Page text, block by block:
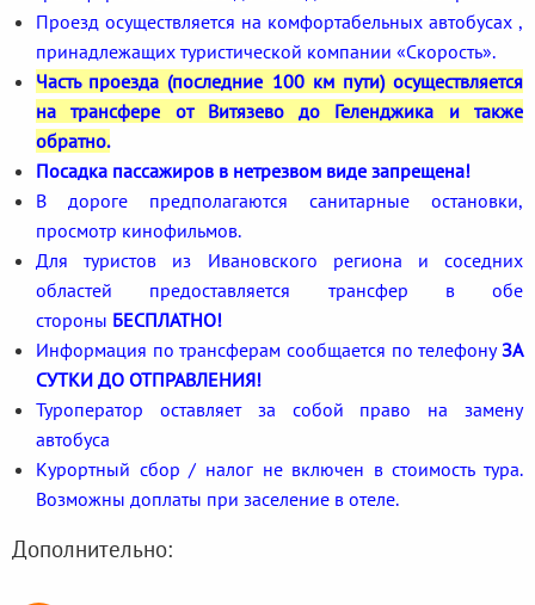
Проезд осуществляется на комфортабельных автобусах ,
принадлежащих туристической компании «Скорость».
Часть проезда (последние 100 км пути) осуществляется
на трансфере от Витязево до Геленджика и также
обратно.
Посадка пассажиров в нетрезвом виде запрещена!
В дороге предполагаются санитарные остановки,
просмотр кинофильмов.
Для туристов из Ивановского региона и соседних
областей предоставляется трансфер в обе
стороны БЕСПЛАТНО!
Информация по трансферам сообщается по телефонуЗА
СУТКИ ДО ОТПРАВЛЕНИЯ!
Туроператор оставляет за собой право на замену
автобуса
Курортный сбор / налог не включен в стоимость тура.
Возможны доплаты при заселение в отеле.
Дополнительно: